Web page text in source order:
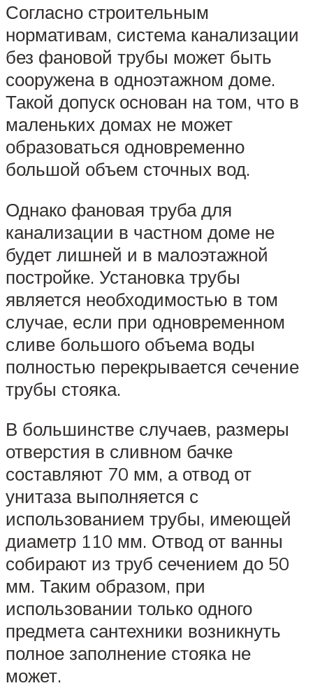
Согласно строительным
нормативам, система канализации
без фановой трубы может быть
сооружена в одноэтажном доме.
Такой допуск основан на том, что в
маленьких домах не может
образоваться одновременно
большой объем сточных вод.
Однако фановая труба для
канализации в частном доме не
будет лишней и в малоэтажной
постройке. Установка трубы
является необходимостью в том
случае, если при одновременном
сливе большого объема воды
полностью перекрывается сечение
трубы стояка.
В большинстве случаев, размеры
отверстия в сливном бачке
составляют 70 мм, а отвод от
унитаза выполняется с
использованием трубы, имеющей
диаметр 110 мм. Отвод от ванны
собирают из труб сечением до 50
мм. Таким образом, при
использовании только одного
предмета сантехники возникнуть
полное заполнение стояка не
может.